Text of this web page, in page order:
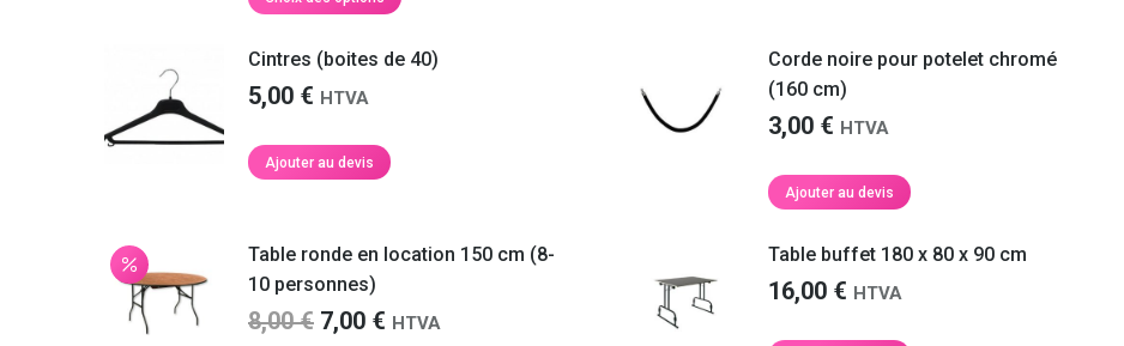
plusieurs
sur
du
Cintres (boites de 40)
5,00 € HTVA
Ajouter au devis
Corde noire pour potelet chromé
(160 cm)
3,00 € HTVA
Ajouter au devis
Table ronde en location 150 cm (8-
10 personnes)
8,00€ Le
7,00 € Le
HTVA
Table buffet 180 x 80 x 90 cm
16,00 € HTVA